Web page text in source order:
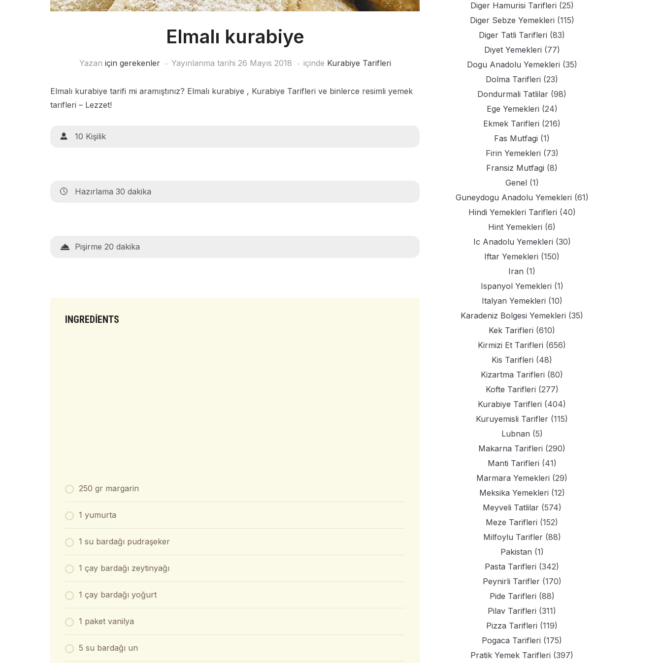
Elmalı kurabiye
Yazan için gerekenler Yayınlanma tarihi 26 Mayıs 2018 içinde Kurabiye Tarifleri
Elmalı kurabiye tarifi mi aramıştınız? Elmalı kurabiye , Kurabiye Tarifleri ve binlerce resimli yemek
tarifleri – Lezzet!
10 Kişilik
Hazırlama 30 dakika
Pişirme 20 dakika
INGREDIENTS
250 gr margarin
1 yumurta
1 su bardağı pudraşeker
1 çay bardağı zeytinyağı
1 çay bardağı yoğurt
1 paket vanilya
5 su bardağı un
Diger Hamurisi Tarifleri (25)
Diger Sebze Yemekleri (115)
Diger Tatli Tarifleri (83)
Diyet Yemekleri (77)
Dogu Anadolu Yemekleri (35)
Dolma Tarifleri (23)
Dondurmali Tatlilar (98)
Ege Yemekleri (24)
Ekmek Tarifleri (216)
Fas Mutfagi (1)
Firin Yemekleri (73)
Fransiz Mutfagi (8)
Genel(1)
Guneydogu Anadolu Yemekleri (61)
Hindi Yemekleri Tarifleri (40)
Hint Yemekleri (6)
Ic Anadolu Yemekleri (30)
Iftar Yemekleri (150)
Iran (1)
Ispanyol Yemekleri (1)
Italyan Yemekleri (10)
Karadeniz Bolgesi Yemekleri (35)
Kek Tarifleri (610)
Kirmizi Et Tarifleri (656)
Kis Tarifleri (48)
Kizartma Tarifleri (80)
Kofte Tarifleri (277)
Kurabiye Tarifleri (404)
Kuruyemisli Tarifler (115)
Lubnan (5)
Makarna Tarifleri (290)
Manti Tarifleri (41)
Marmara Yemekleri (29)
Meksika Yemekleri (12)
Meyveli Tatlilar(574)
Meze Tarifleri (152)
Milfoylu Tarifler(88)
Pakistan (1)
Pasta Tarifleri (342)
Peynirli Tarifler(170)
Pide Tarifleri (88)
Pilav Tarifleri (311)
Pizza Tarifleri (119)
Pogaca Tarifleri (175)
Pratik Yemek Tarifleri (397)